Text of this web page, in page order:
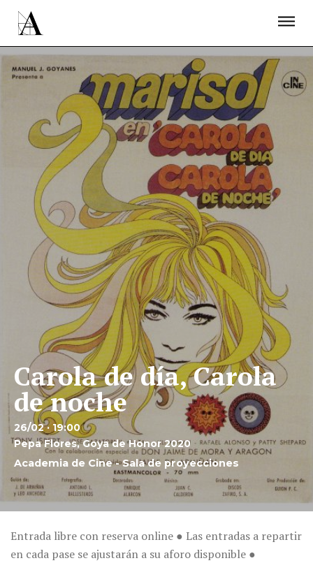
Carola de día, Carola
de noche
26/02 · 19:00
Pepa Flores, Goya de Honor 2020
Academia de Cine - Sala de proyecciones
Entrada libre con reserva online ● Las entradas a repartir
en cada pase se ajustarán a su aforo disponible ●
PROYECTOS
RESIDENCIAS
ÚNETE A LA ACADEMIA DE CINE
PRENSA
NEWSLETTER